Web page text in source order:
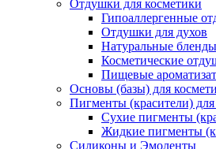
Отдушки для косметики
Гипоаллергенные
Отдушки для духов
Натуральные
Косметические
Пищевые
Основы (базы) для
Пигменты (красители)
Сухие пигменты
Жидкие пигменты
Силиконы и Эмоленты